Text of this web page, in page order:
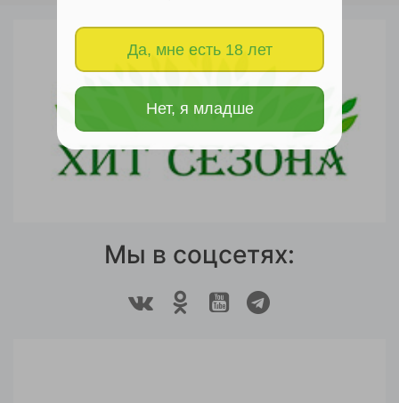
Да, мне есть 18 лет
Нет, я младше
Мы в соцсетях: